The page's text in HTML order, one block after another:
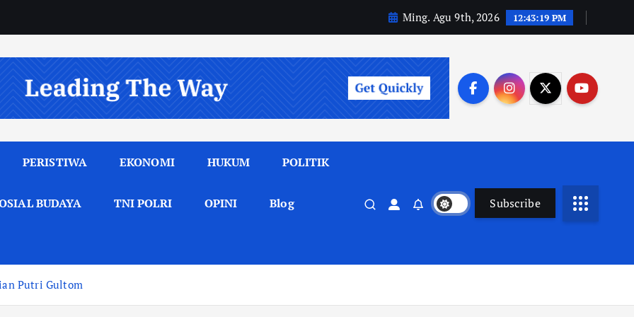
Ming. Agu 9th, 2026 12:43:20 PM
PERISTIWA EKONOMI HUKUM POLITIK
BUDAYA TNI POLRI OPINI Blog Subscribe
Putri Gultom